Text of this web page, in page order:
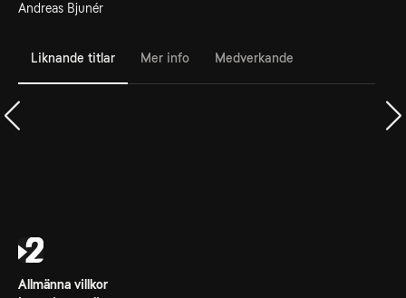
Andreas Bjunér
Liknande titlar Mer info Medverkande
Allmänna villkor